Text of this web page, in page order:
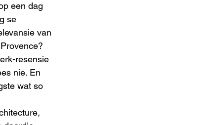
een dag
se
van
resensie
nie. En
wat so